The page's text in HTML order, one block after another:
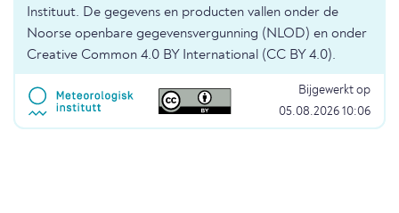
Instituut. De gegevens en producten vallen onder de
Noorse openbare gegevensvergunning (NLOD) en onder
Creative Common 4.0 BY International (CC BY 4.0).
Bijgewerkt op
05.08.2026 10:06